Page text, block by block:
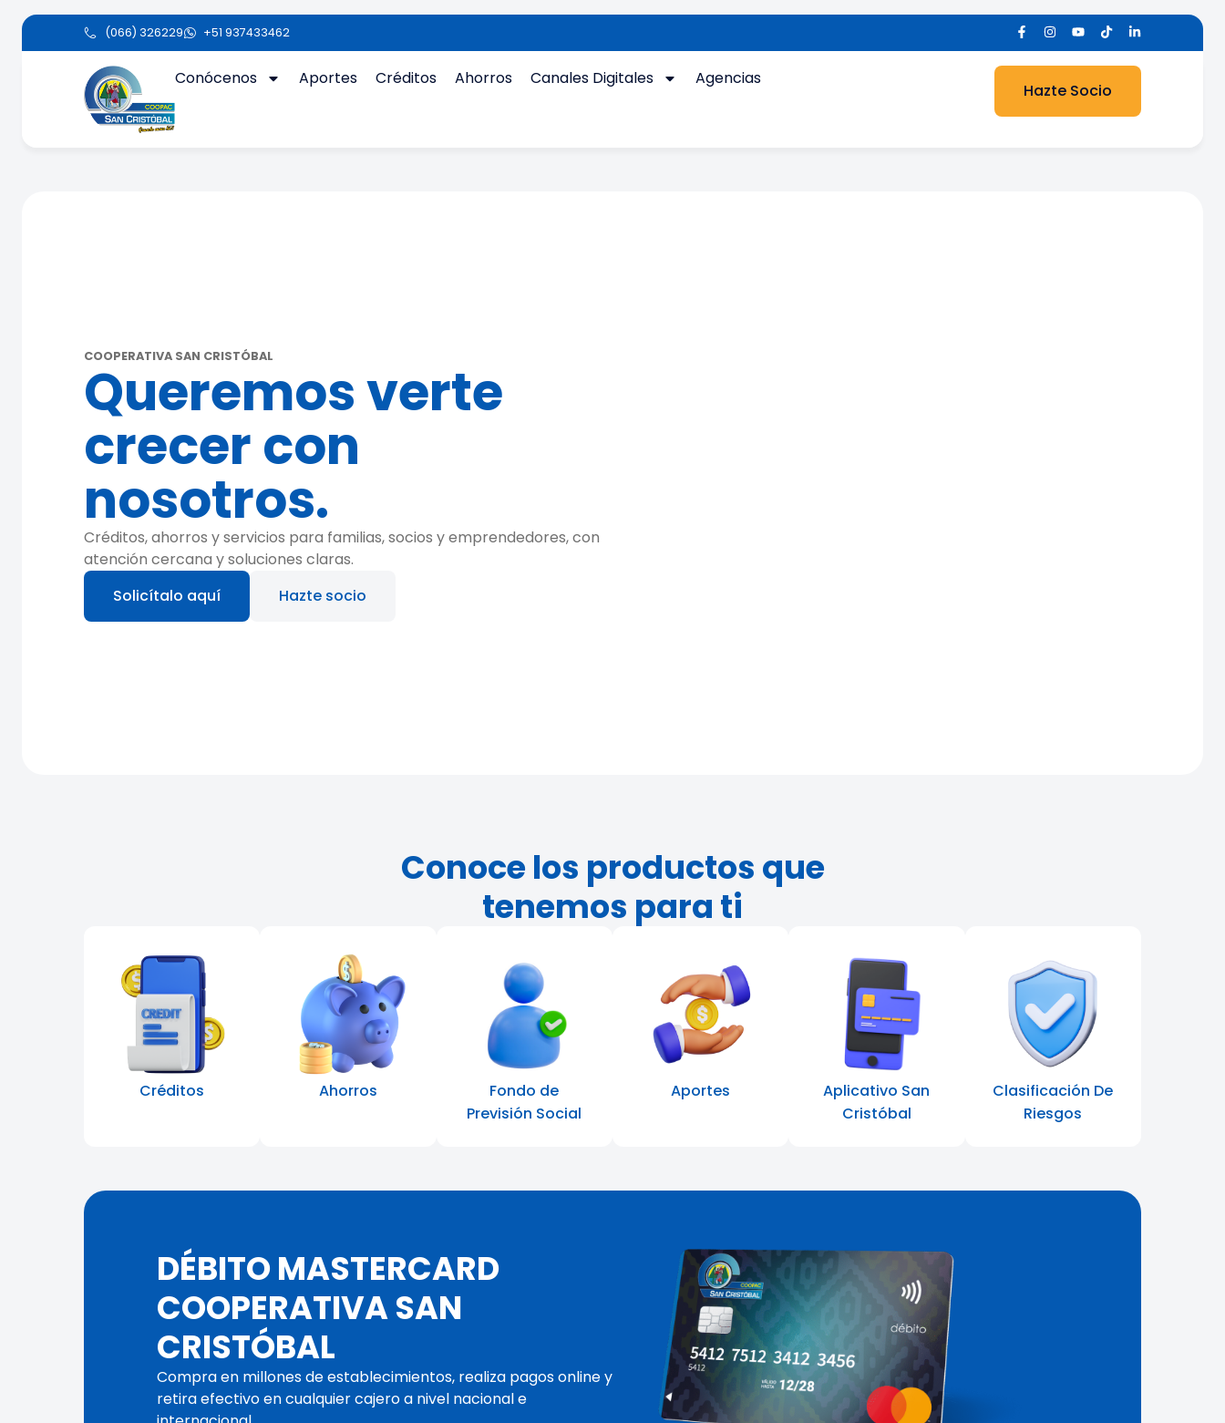
(066) 326229 +51 937433462
Conócenos Aportes Créditos Ahorros Canales Digitales Agencias
Hazte Socio
COOPERATIVA SAN CRISTÓBAL
Queremos verte
crecer con
nosotros.
Créditos, ahorros y servicios para familias, socios y emprendedores, con
atención cercana y soluciones claras.
Solicítalo aquí
Hazte socio
Conoce los productos que
tenemos para ti
Créditos Ahorros
Fondo de
Previsión Social
Aportes
Aplicativo San
Cristóbal
Clasificación De
Riesgos